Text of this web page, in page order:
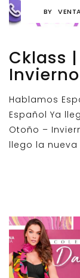
BY
Cklass
Hablamos
Español Ya
Otoño –
llego la